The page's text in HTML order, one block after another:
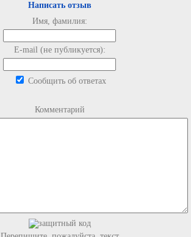
Написать отзыв
Имя, фамилия:
E-mail (не публикуется):
Сообщить об ответах
Комментарий